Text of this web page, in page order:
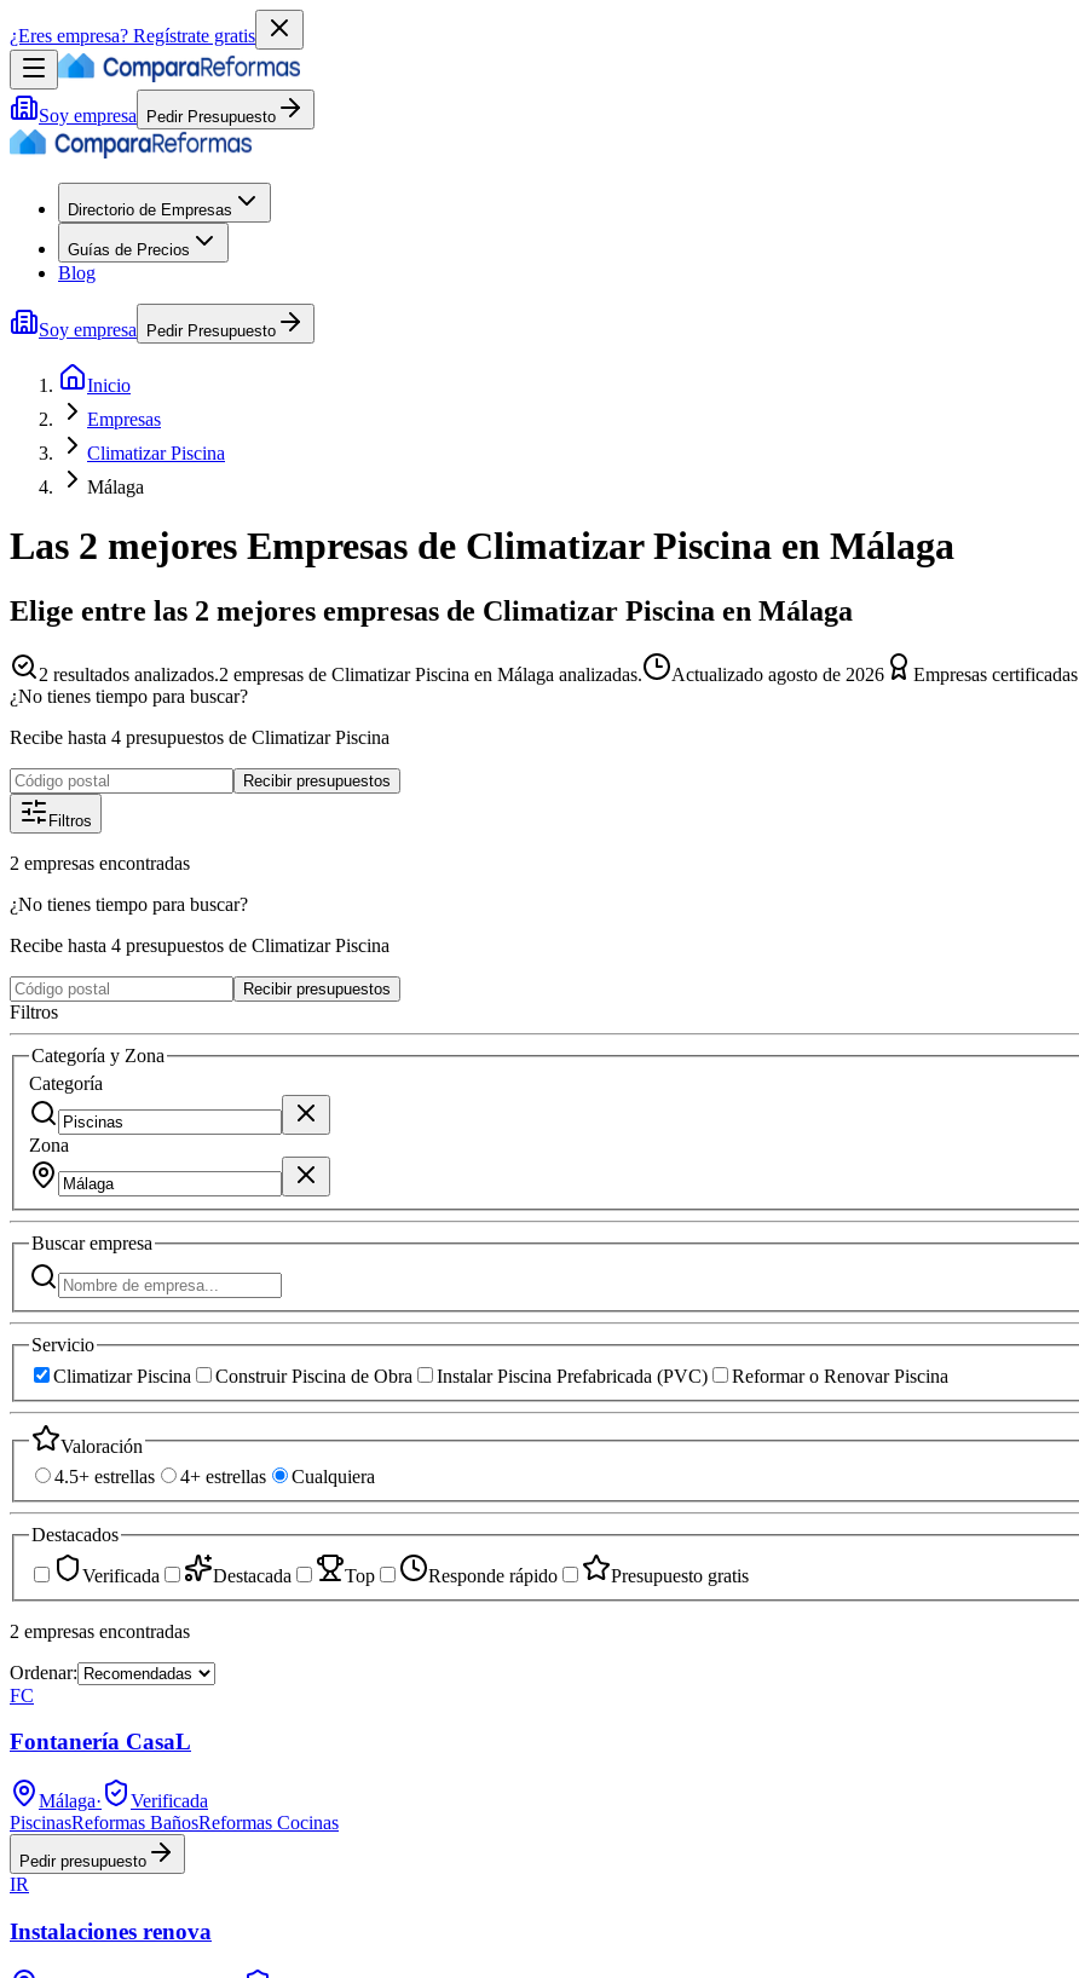
¿Eres empresa? Regístrate gratis
Soy empresa Pedir Presupuesto
Directorio de Empresas
Guías de Precios
Blog
Soy empresa Pedir Presupuesto
Inicio
Empresas
Climatizar Piscina
Málaga
Las 2 mejores Empresas de Climatizar Piscina en Málaga
Elige entre las 2 mejores empresas de Climatizar Piscina en Málaga
2 resultados analizados.2 empresas de Climatizar Piscina en Málaga analizadas. Actualizado agosto de 2026
Empresas certificadas
¿No tienes tiempo para buscar?
Recibe hasta 4 presupuestos de Climatizar Piscina
Recibir presupuestos
Filtros
2 empresas encontradas
¿No tienes tiempo para buscar?
Recibe hasta 4 presupuestos de Climatizar Piscina
Recibir presupuestos
Filtros
Categoría y Zona
Categoría
Zona
Buscarempresa
Servicio
Climatizar Piscina
Construir Piscina de Obra Instalar Piscina Prefabricada (PVC) Reformar o Renovar Piscina
Valoración
4.5+ estrellas
4+ estrellas Cualquiera
Destacados
Verificada
Destacada Top Responde rápido Presupuesto gratis
2 empresas encontradas
Ordenar:
FC
Fontanería CasaL
Málaga·
Verificada
PiscinasReformas BañosReformas Cocinas
Pedir presupuesto
IR
Instalaciones renova